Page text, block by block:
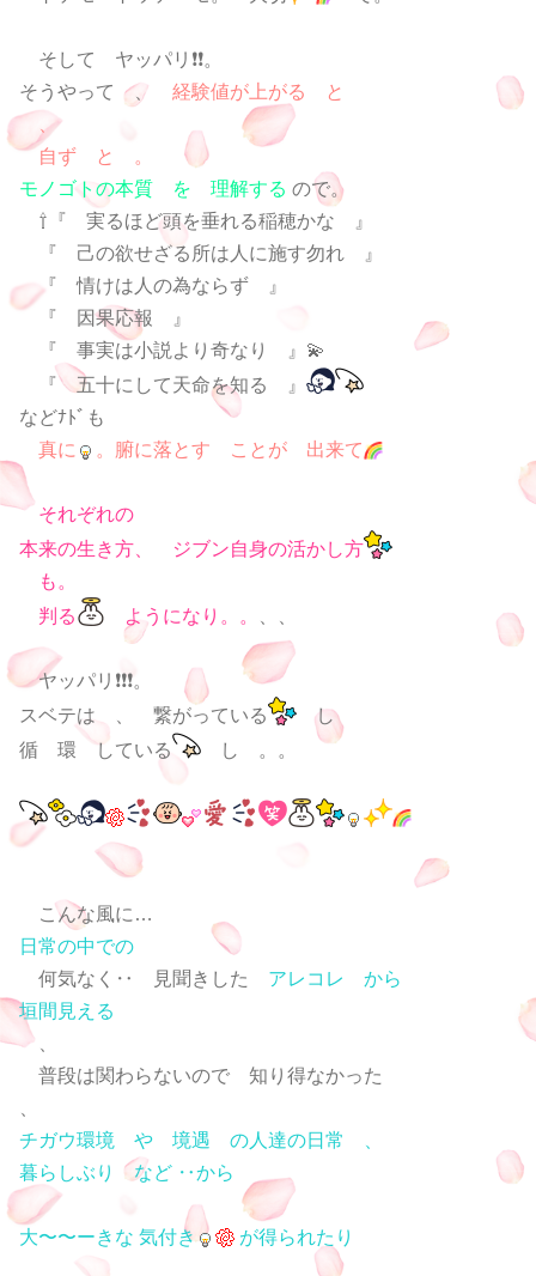
そして ヤッパリ❗❗。
そうやって 、 経験値が上がる と
、
自ず と 。
モノゴトの本質 を 理解する ので。
⇧『 実るほど頭を垂れる稲穂かな 』
『 己の欲せざる所は人に施す勿れ 』
『 情けは人の為ならず 』
『 因果応報 』
『 事実は小説より奇なり 』💫
『 五十にして天命を知る 』
などﾅﾄﾞも
真に
。腑に落とす ことが 出来て
それぞれの
本来の生き方、 ジブン自身の活かし方
も。
判る
ようになり。。
ヤッパリ❗❗❗。
スベテは 、 繋がっている
し
循 環 している
し 。。
こんな風に…
日常の中での
何気なく‥ 見聞きした アレコレ から
垣間見える
、
普段は関わらないので 知り得なかった
チガウ環境 や 境遇 の人達の日常 、
暮らしぶり など ‥から
大〜〜ーきな 気付き が得られたり